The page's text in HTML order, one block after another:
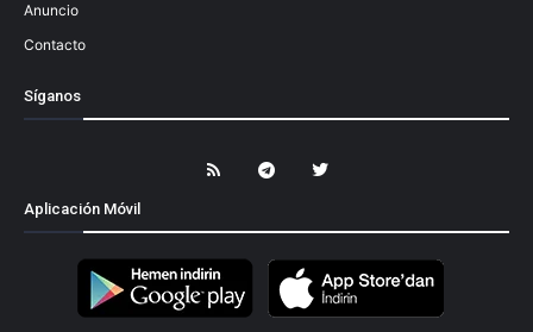
Anuncio
Contacto
Síganos
Aplicación Móvil